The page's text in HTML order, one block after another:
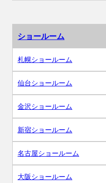
ショールーム
札幌ショールーム
仙台ショールーム
金沢ショールーム
新宿ショールーム
名古屋ショールーム
大阪ショールーム